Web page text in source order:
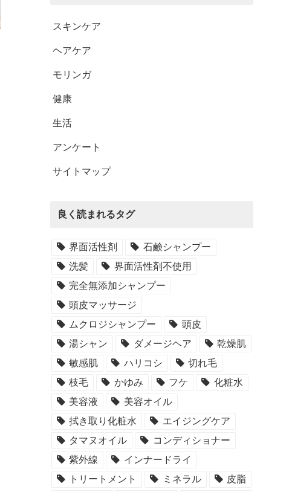
ログイン・購入時の不
厳格な独自基準
メルマガ登録
スキンケア
ヘアケア
モリンガ
健康
生活
アンケート
サイトマップ
良く読まれるタグ
界面活性剤
石鹸シャンプー
洗髪
界面活性剤不使用
完全無添加シャンプー
頭皮マッサージ
ムクロジシャンプー
頭皮
湯シャン
ダメージヘア
乾燥肌
敏感肌
ハリコシ
切れ毛
枝毛
かゆみ フケ
化粧水
美容液
美容オイル
拭き取り化粧水
エイジングケア
タマヌオイル
コンディショナー
紫外線
インナードライ
トリートメント
ミネラル
皮脂